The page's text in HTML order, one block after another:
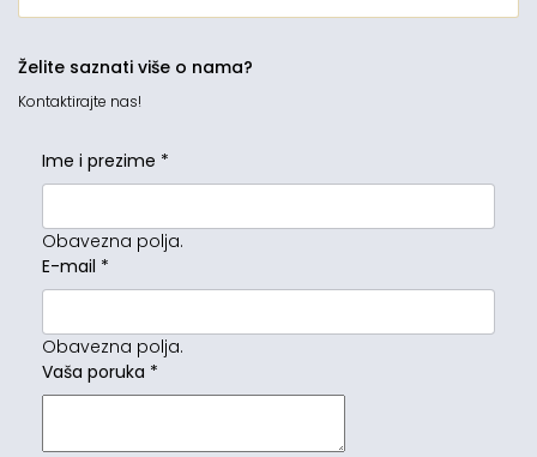
Želite saznati više o nama?
Kontaktirajte nas!
Ime i prezime *
Obavezna polja.
E-mail *
Obavezna polja.
Vaša poruka *